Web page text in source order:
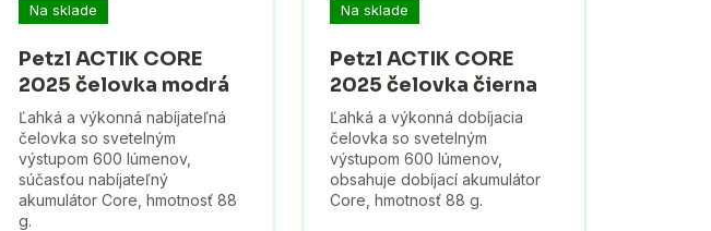
Na sklade
Petzl ACTIK CORE
2025 čelovka modrá
Ľahká a výkonná nabíjateľná
čelovka so svetelným
výstupom 600 lúmenov,
súčasťou nabíjateľný
akumulátor Core, hmotnosť 88
g.
Na sklade
Petzl ACTIK CORE
2025 čelovka čierna
Ľahká a výkonná dobíjacia
čelovka so svetelným
výstupom 600 lúmenov,
obsahuje dobíjací akumulátor
Core, hmotnosť 88 g.